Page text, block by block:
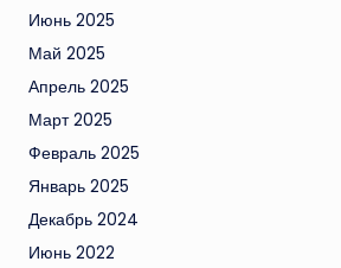
Июнь 2025
Май 2025
Апрель 2025
Март 2025
Февраль 2025
Январь 2025
Декабрь 2024
Июнь 2022